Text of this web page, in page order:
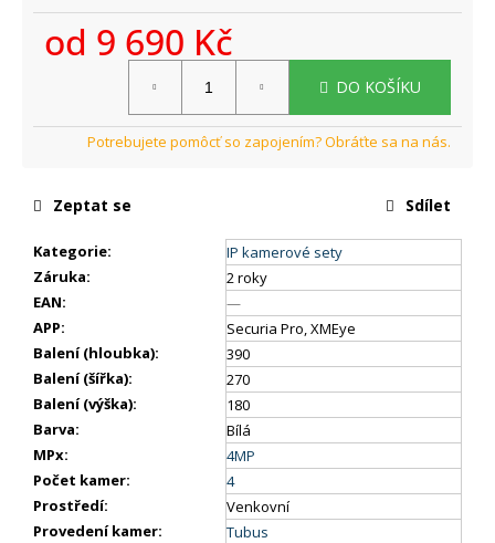
od 9 690 Kč
DO KOŠÍKU
Kategorie:
IP kamerové sety
Záruka:
2 roky
EAN:
—
APP:
Securia Pro, XMEye
Balení (hloubka):
390
Balení (šířka):
270
Balení (výška):
180
Barva:
Bílá
MPx:
4MP
Počet kamer:
4
Prostředí:
Venkovní
Provedení kamer: Tubus
Zeptat se Sdílet